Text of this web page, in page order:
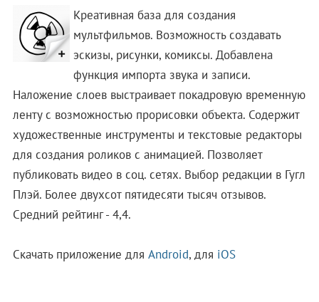
Креативная база для создания
мультфильмов. Возможность создавать
эскизы, рисунки, комиксы. Добавлена
функция импорта звука и записи.
Наложение слоев выстраивает покадровую временную
ленту с возможностью прорисовки объекта. Содержит
художественные инструменты и текстовые редакторы
для создания роликов с анимацией. Позволяет
публиковать видео в соц. сетях. Выбор редакции в Гугл
Плэй. Более двухсот пятидесяти тысяч отзывов.
Средний рейтинг - 4,4.
Скачать приложение для Android, для iOS